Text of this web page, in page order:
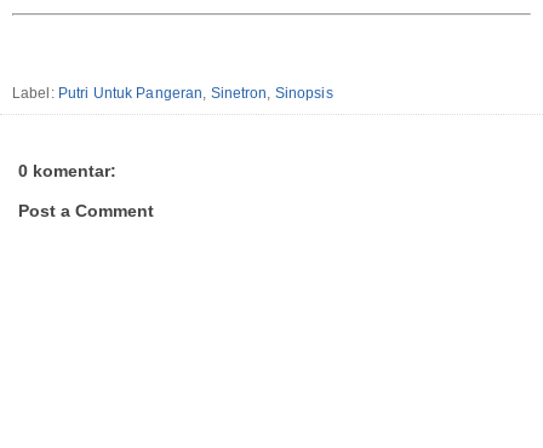
Label: Putri Untuk Pangeran, Sinetron, Sinopsis
0 komentar:
Post a Comment